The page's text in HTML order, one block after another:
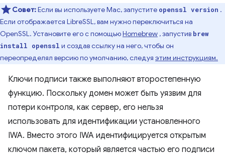
Совет:Если вы используете Mac, запустите openssl version .
Если отображается LibreSSL, вам нужно переключиться на
OpenSSL. Установите его с помощьюHomebrew , запустив brew
install openssl и создав ссылку на него, чтобы он
переопределял версию по умолчанию, следуя этим инструкциям.
Ключи подписи также выполняют второстепенную
функцию. Поскольку домен может быть уязвим для
потери контроля, как сервер, его нельзя
использовать для идентификации установленного
IWA. Вместо этого IWA идентифицируется открытым
ключом пакета, который является частью его подписи